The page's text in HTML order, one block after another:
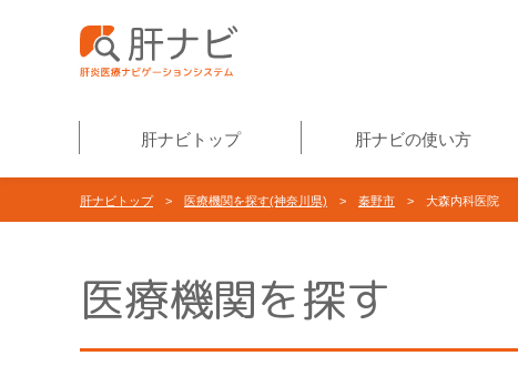
肝ナビトップ 肝ナビの使い方
肝ナビトップ> 医療機関を探す(神奈川県) > 秦野市 > 大森内科医院
医療機関を探す